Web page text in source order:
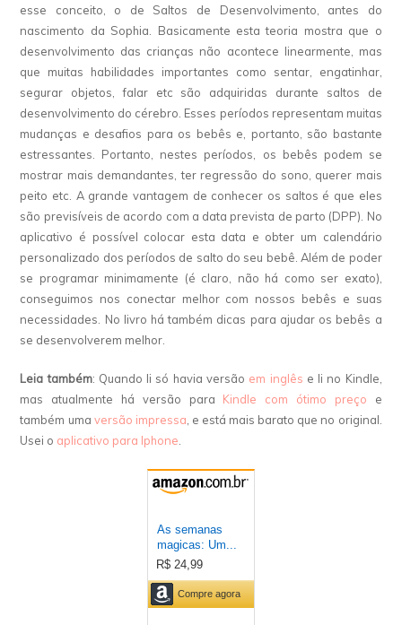
esse conceito, o de Saltos de Desenvolvimento, antes do
nascimento da Sophia. Basicamente esta teoria mostra que o
desenvolvimento das crianças não acontece linearmente, mas
que muitas habilidades importantes como sentar, engatinhar,
segurar objetos, falar etc são adquiridas durante saltos de
desenvolvimento do cérebro. Esses períodos representam muitas
mudanças e desafios para os bebês e, portanto, são bastante
estressantes. Portanto, nestes períodos, os bebês podem se
mostrar mais demandantes, ter regressão do sono, querer mais
peito etc. A grande vantagem de conhecer os saltos é que eles
são previsíveis de acordo com a data prevista de parto (DPP). No
aplicativo é possível colocar esta data e obter um calendário
personalizado dos períodos de salto do seu bebê. Além de poder
se programar minimamente (é claro, não há como ser exato),
conseguimos nos conectar melhor com nossos bebês e suas
necessidades. No livro há também dicas para ajudar os bebês a
se desenvolverem melhor.
Leia também: Quando li só havia versão em inglês e li no Kindle,
mas atualmente há versão para Kindle com ótimo preço e
também uma versão impressa , e está mais barato que no original.
Usei o aplicativo para Iphone